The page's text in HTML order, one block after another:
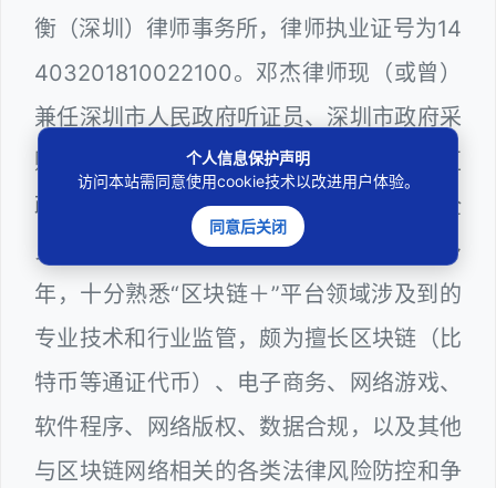
衡（深圳）律师事务所，律师执业证号为14
403201810022100。邓杰律师现（或曾）
兼任深圳市人民政府听证员、深圳市政府采
购评审专家（法律类），曾担任深圳市某区
政府系统公职律师、计算机信息网络安全
员、WEB前端和WEB服务器维护工程师多
年，十分熟悉“区块链＋”平台领域涉及到的
专业技术和行业监管，颇为擅长区块链（比
特币等通证代币）、电子商务、网络游戏、
软件程序、网络版权、数据合规，以及其他
与区块链网络相关的各类法律风险防控和争
个人信息保护声明
访问本站需同意使用cookie技术以改进用户体验。
同意后关闭